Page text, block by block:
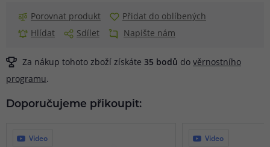
Porovnat produkt
Přidat do oblíbených
Hlídat
Sdílet Napište nám
Za nákup tohoto zboží získáte 35 bodů do věrnostního
programu.
Doporučujeme přikoupit:
Video Video